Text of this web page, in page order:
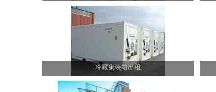
冷藏集装箱出租